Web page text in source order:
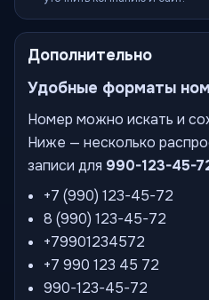
Дополнительно
Удобные форматы
Номер можно искать и
Ниже — несколько
записи для 990-123-45-
+7 (990) 123-45-72
8 (990) 123-45-72
+79901234572
+7 990 123 45 72
990-123-45-72